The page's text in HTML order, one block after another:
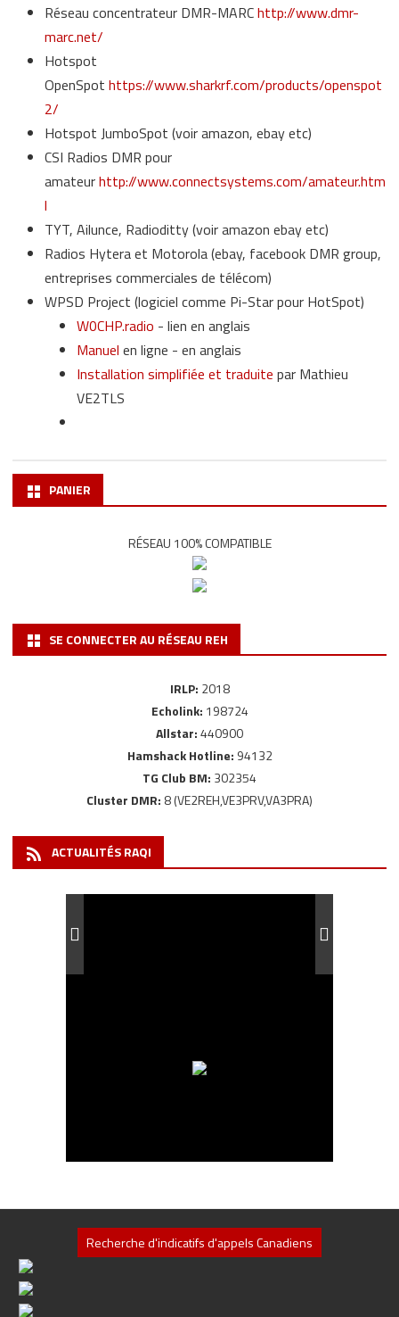
Réseau concentrateur DMR-MARChttp://www.dmr-
marc.net/
Hotspot
OpenSpot https://www.sharkrf.com/products/openspot
2/
Hotspot JumboSpot (voir amazon, ebay etc)
CSI Radios DMR pour
amateurhttp://www.connectsystems.com/amateur.htm
l
TYT, Ailunce, Radioditty (voir amazon ebay etc)
Radios Hytera et Motorola (ebay, facebook DMR group,
entreprises commerciales de télécom)
WPSD Project (logiciel comme Pi-Star pour HotSpot)
W0CHP.radio - lien en anglais
Manuel en ligne - en anglais
Installation simplifiée et traduite par Mathieu
VE2TLS
PANIER
RÉSEAU 100% COMPATIBLE
SE CONNECTER AU RÉSEAU REH
IRLP: 2018
Echolink: 198724
Allstar:440900
Hamshack Hotline: 94132
TG Club BM: 302354
Cluster DMR: 8 (VE2REH,VE3PRV,VA3PRA)
ACTUALITÉS RAQI